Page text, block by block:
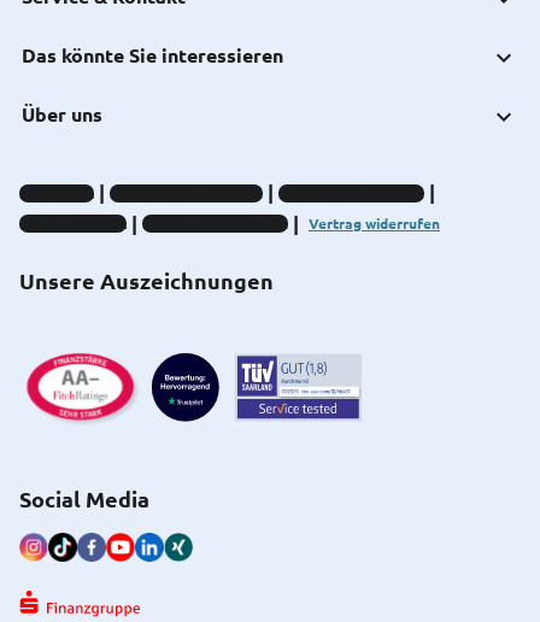
Das könnte Sie interessieren
Über uns
Unsere Auszeichnungen
Impressum Datenschutz-Hinweise
Compliance-Hinweise
Barrierefreiheit
Cookie-Einstellungen Vertrag widerrufen
Social Media